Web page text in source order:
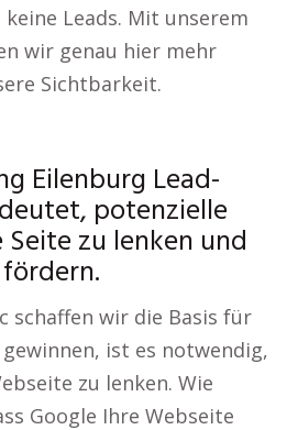
Leads. Mit unserem
wir genau hier mehr
Sichtbarkeit.
Eilenburg Lead-
potenzielle
zu lenken und
schaffen wir die Basis für
gewinnen, ist es notwendig,
zu lenken. Wie
Google Ihre Webseite